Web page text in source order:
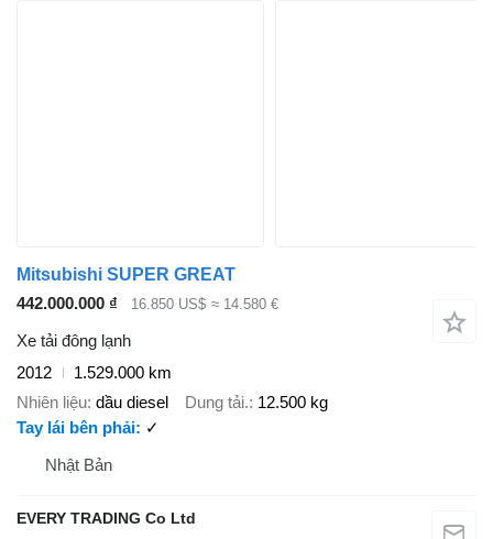
Mitsubishi SUPER GREAT
442.000.000 ₫
16.850 US$ ≈ 14.580 €
Xe tải đông lạnh
2012
1.529.000 km
Nhiên liệu dầu diesel Dung tải. 12.500 kg
Tay lái bên phải
✓
Nhật Bản
EVERY TRADING Co Ltd